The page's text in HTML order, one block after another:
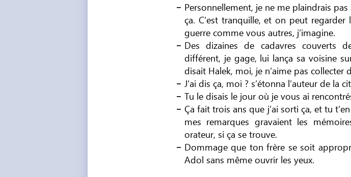
Personnellement, je ne me plaindrais
ça. C’est tranquille, et on peut
guerre comme vous autres, j’imagine.
Des dizaines de cadavres couverts
différent, je gage, lui lança sa voisine
disait Halek, moi, je n’aime pas collecter
J’ai dis ça, moi ? s’étonna l’auteur de la
Tu le disais le jour où je vous ai
Ça fait trois ans que j’ai sorti ça, et tu
mes remarques gravaient les
orateur, si ça se trouve.
Dommage que ton frère se soit
Adol sans même ouvrir les yeux.